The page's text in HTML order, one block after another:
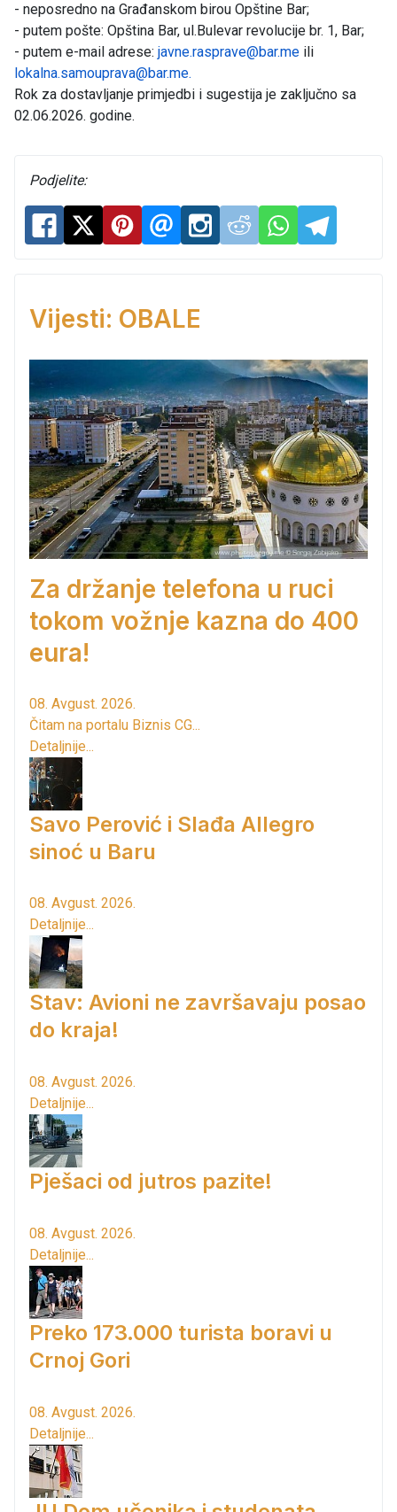
- neposredno na Građanskom birou Opštine Bar;
- putem pošte: Opština Bar, ul.Bulevar revolucije br. 1, Bar;
- putem e-mail adrese: javne.rasprave@bar.me ili
lokalna.samouprava@bar.me.
Rok za dostavljanje primjedbi i sugestija je zaključno sa
02.06.2026. godine.
Podjelite:
Vijesti: OBALE
Za držanje telefona u ruci
tokom vožnje kazna do 400
eura!
08. Avgust. 2026.
Čitam na portalu Biznis CG...
Detaljnije...
Savo Perović i Slađa Allegro
sinoć u Baru
08. Avgust. 2026.
Detaljnije...
Stav: Avioni ne završavaju posao
do kraja!
08. Avgust. 2026.
Detaljnije...
Pješaci od jutros pazite!
08. Avgust. 2026.
Detaljnije...
Preko 173.000 turista boravi u
Crnoj Gori
08. Avgust. 2026.
Detaljnije...